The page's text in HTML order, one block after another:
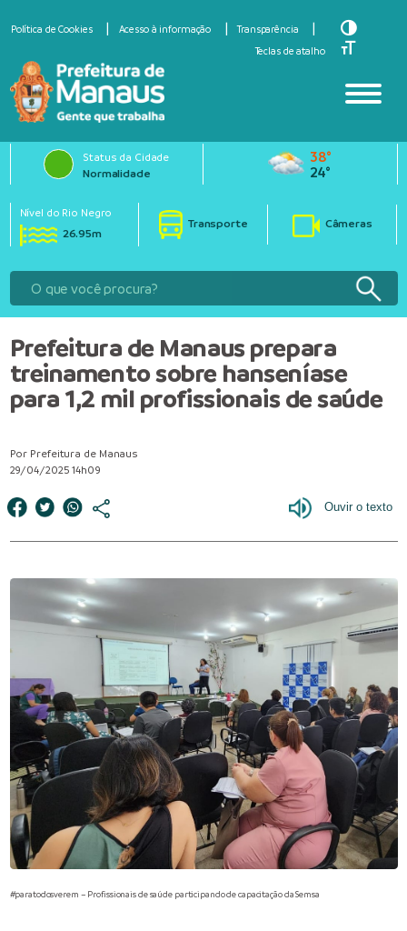
Política de Cookies Acesso à informação
Transparência
Teclas de atalho
Toggle
Toggle
Status da Cidade
Normalidade
38°
24°
Nível do Rio Negro
26.95m
Transporte Câmeras
Prefeitura de Manaus prepara
treinamento sobre hanseníase
para 1,2 mil profissionais de saúde
Por Prefeitura de Manaus
29/04/2025 14h09
#paratodosverem – Profissionais de saúde participando de capacitação da Semsa